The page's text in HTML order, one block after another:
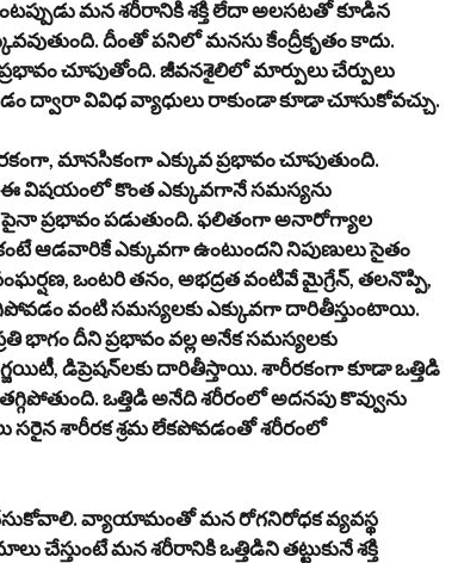
మన శరీరానికి శక్తి లేదా అలసటతో కూడిన
దీంతో పనిలో మనసు కేంద్రీకృతం కాదు.
చూపుతోంది. జీవ‌న‌శైలిలో మార్పులు చేర్పులు
ద్వారా వివిధ వ్యాధులు రాకుండా కూడా చూసుకోవచ్చు.
మానసికంగా ఎక్కువ ప్రభావం చూపుతుంది.
ఈ విషయంలో కొంత ఎక్కువగానే సమస్యను
పైనా ప్రభావం పడుతుంది. ఫలితంగా అనారోగ్యాల
ఆడవారికే ఎక్కువగా ఉంటుందని నిపుణులు సైతం
ఒంటరి తనం, అభద్రత వంటివే మైగ్రేన్‌, తలనొప్పి,
వంటి సమస్యలకు ఎక్కువగా దారితీస్తుంటాయి.
భాగం దీని ప్రభావం వల్ల అనేక సమస్యలకు
డిప్రెషన్‌లకు దారితీస్తాయి. శారీరకంగా కూడా ఒత్తిడి
ఒత్తిడి అనేది శ‌రీరంలో అద‌న‌పు కొవ్వును
స‌రైన శారీర‌క శ్ర‌మ లేక‌పోవ‌డంతో శ‌రీరంలో
వ్యాయామంతో మ‌న రోగ‌నిరోధ‌క వ్య‌వ‌స్థ
చేస్తుంటే మ‌న శ‌రీరానికి ఒత్తిడిని త‌ట్టుకునే శ‌క్తి